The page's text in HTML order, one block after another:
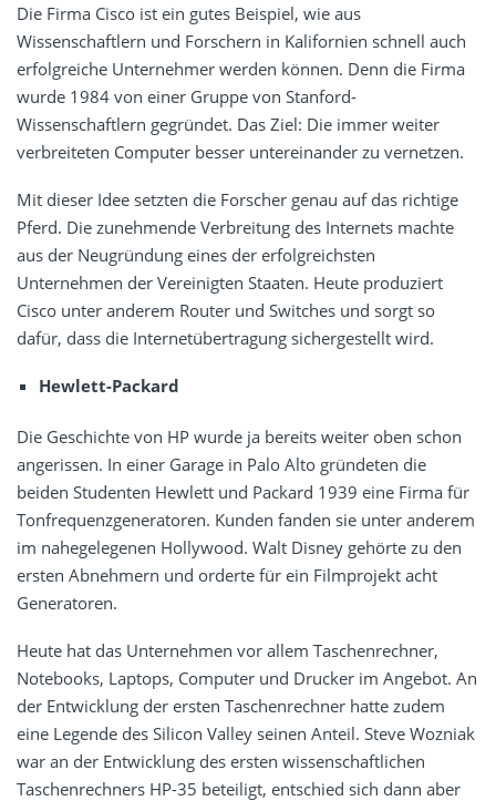
Die Firma Cisco ist ein gutes Beispiel, wie aus
Wissenschaftlern und Forschern in Kalifornien schnell auch
erfolgreiche Unternehmer werden können. Denn die Firma
wurde 1984 von einer Gruppe von Stanford-
Wissenschaftlern gegründet. Das Ziel: Die immer weiter
verbreiteten Computer besser untereinander zu vernetzen.
Mit dieser Idee setzten die Forscher genau auf das richtige
Pferd. Die zunehmende Verbreitung des Internets machte
aus der Neugründung eines der erfolgreichsten
Unternehmen der Vereinigten Staaten. Heute produziert
Cisco unter anderem Router und Switches und sorgt so
dafür, dass die Internetübertragung sichergestellt wird.
Hewlett-Packard
Die Geschichte von HP wurde ja bereits weiter oben schon
angerissen. In einer Garage in Palo Alto gründeten die
beiden Studenten Hewlett und Packard 1939 eine Firma für
Tonfrequenzgeneratoren. Kunden fanden sie unter anderem
im nahegelegenen Hollywood. Walt Disney gehörte zu den
ersten Abnehmern und orderte für ein Filmprojekt acht
Generatoren.
Heute hat das Unternehmen vor allem Taschenrechner,
Notebooks, Laptops, Computer und Drucker im Angebot. An
der Entwicklung der ersten Taschenrechner hatte zudem
eine Legende des Silicon Valley seinen Anteil. Steve Wozniak
war an der Entwicklung des ersten wissenschaftlichen
Taschenrechners HP-35 beteiligt, entschied sich dann aber